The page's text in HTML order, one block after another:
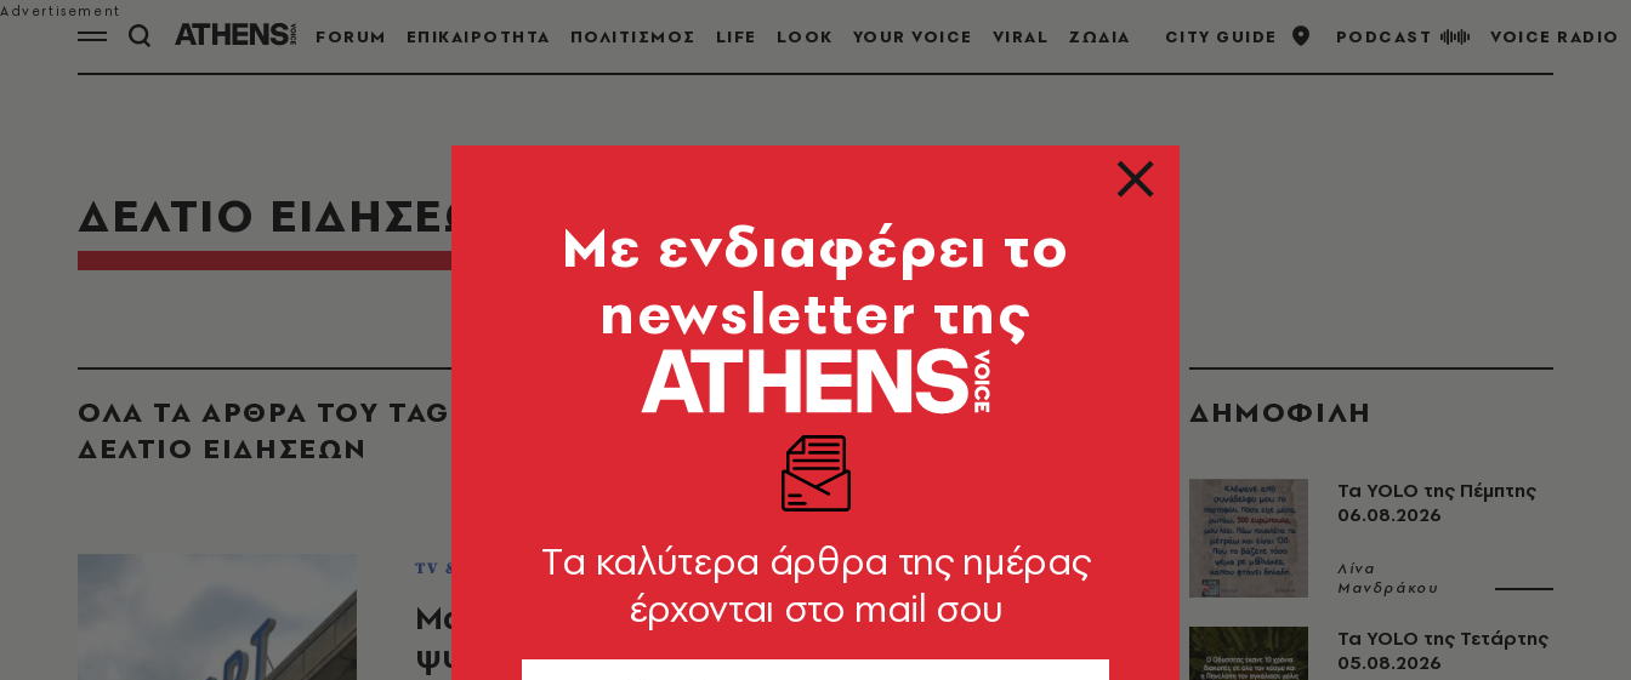
FORUM ΕΠΙΚΑΙΡΟΤΗΤΑ ΠΟΛΙΤΙΣΜΟΣ LIFE LOOK YOUR VOICE VIRAL ΖΩΔΙΑ CITY GUIDE PODCAST VOICE RADIO
ΔΕΛΤΙΟ ΕΙΔΗΣΕΩΝ
ΟΛΑ ΤΑ ΑΡΘΡΑ ΤΟΥ TAG
ΔΕΛΤΙΟ ΕΙΔΗΣΕΩΝ
TV & MEDIA
Marc για ΕΡΤ: Δελτία ειδήσεων και
ψυχαγωγία κερδίζουν τηλεθεατές
ΔΗΜΟΦΙΛΗ
Τα YOLO της Πέμπτης
06.08.2026
Λίνα
Μανδράκου
Τα YOLO της Τετάρτης
05.08.2026
Mε ενδιαφέρει το
newsletter της
Tα καλύτερα άρθρα της ημέρας
έρχονται στο mail σου